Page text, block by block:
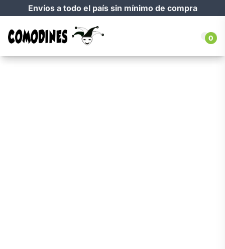
Envíos a todo el país sin mínimo de compra
0